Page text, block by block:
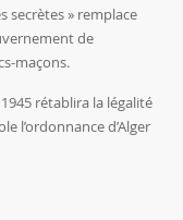
secrètes » remplace
de
maçons.
rétablira la légalité
l’ordonnance d’Alger